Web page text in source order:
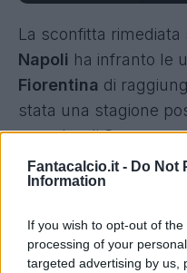
Fantacalcio.it - Do Not
Information
If you wish to opt-out of
processing of your
targeted advertising by us,
La sconfitta
Napoli ha infranto le
Fiorentina di
stata una stagione
squadra diSousa,
I tifosi contestano da
proprio questo clima
Queste, infatti, le
maggioranza, Diego